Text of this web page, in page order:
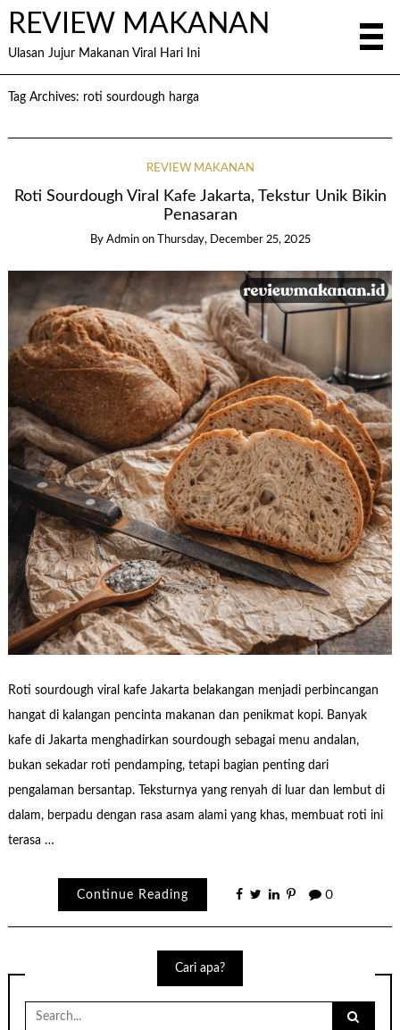
REVIEW MAKANAN
Ulasan Jujur Makanan Viral Hari Ini
Tag Archives: roti sourdough harga
REVIEW MAKANAN
Roti Sourdough Viral Kafe Jakarta, Tekstur Unik Bikin
Penasaran
By Admin on Thursday, December 25, 2025
Roti sourdough viral kafe Jakarta belakangan menjadi perbincangan
hangat di kalangan pencinta makanan dan penikmat kopi. Banyak
kafe di Jakarta menghadirkan sourdough sebagai menu andalan,
bukan sekadar roti pendamping, tetapi bagian penting dari
pengalaman bersantap. Teksturnya yang renyah di luar dan lembut di
dalam, berpadu dengan rasa asam alami yang khas, membuat roti ini
terasa …
Continue Reading 0
Cari apa?
Search
for: